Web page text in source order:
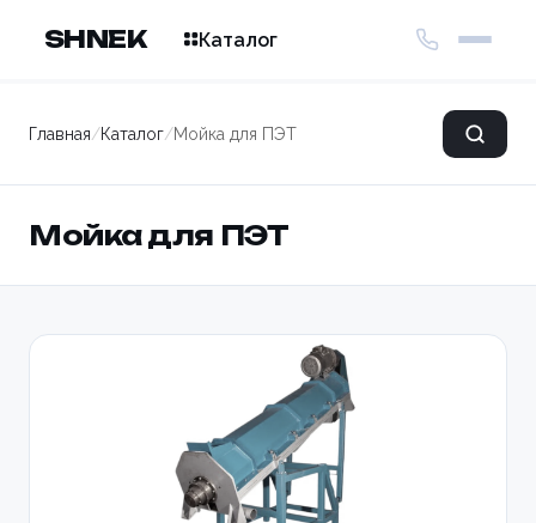
SHNEK Каталог
Главная/Каталог/Мойка для ПЭТ
Мойка для ПЭТ